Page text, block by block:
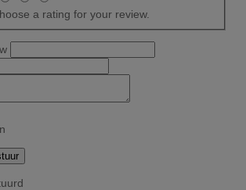
a rating for your review.